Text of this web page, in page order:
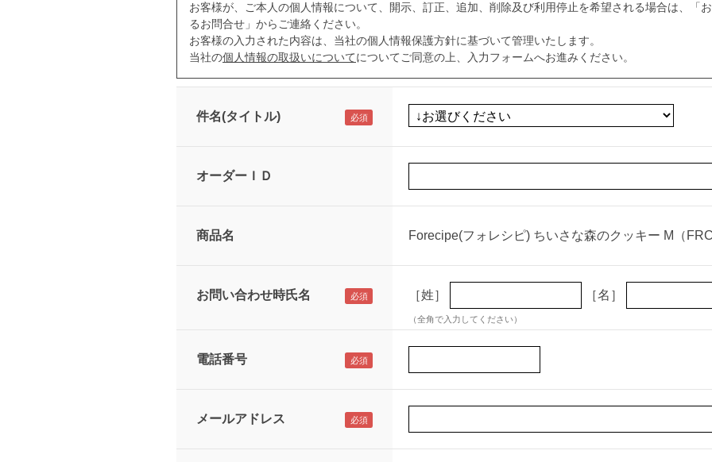
お客様が、ご本人の個人情報について、開示、訂正、追加、削除及び利用停止を希望される場合は、「
るお問合せ」からご連絡ください。
お客様の入力された内容は、当社の個人情報保護方針に基づいて管理いたします。
当社の個人情報の取扱いについてについてご同意の上、入力フォームへお進みください。
件名(タイトル)
オーダーＩＤ
商品名 Forecipe(フォレシピ) ちいさな森のクッキー M（
お問い合わせ時氏名 ［姓］ ［名］
（全角で入力してください）
電話番号
メールアドレス